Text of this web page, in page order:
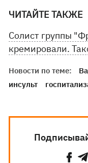
ЧИТАЙТЕ ТАКЖЕ
Солист группы
кремировали.
Новости по теме:
инсульт